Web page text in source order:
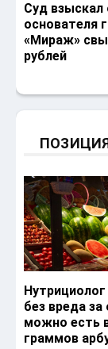
Суд взыскал
основателя
«Мираж»
рублей
без вреда за
можно есть
граммов